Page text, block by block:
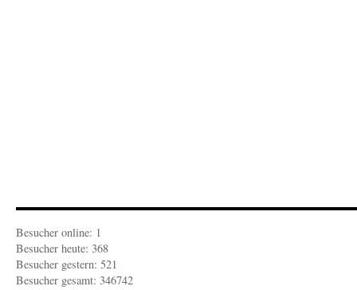
Besucher online: 1
Besucher heute: 368
Besucher gestern: 521
Besucher gesamt: 346742